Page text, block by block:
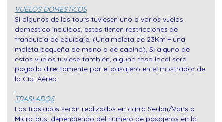
VUELOS DOMESTICOS
Si algunos de los tours tuviesen uno o varios vuelos
domestico incluidos, estos tienen restricciones de
franquicia de equipaje, (Una maleta de 23Km + una
maleta pequeña de mano o de cabina), Si alguno de
estos vuelos tuviese también, alguna tasa local será
pagada directamente por el pasajero en el mostrador de
la Cía. Aérea
.
TRASLADOS
Los traslados serán realizados en carro Sedan/Vans o
Micro-bus, dependiendo del número de pasajeros en la